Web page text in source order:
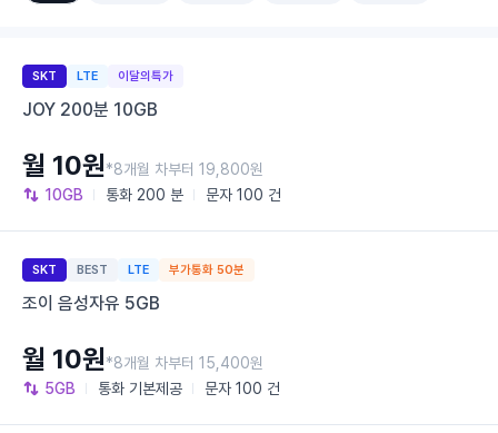
SKT LTE 이달의특가
JOY 200분 10GB
10GB 통화 200 분 문자 100 건
월 10원*8개월 차부터 19,800원
SKT BEST LTE 부가통화 50분
조이 음성자유 5GB
5GB 통화 기본제공 문자 100 건
월 10원*8개월 차부터 15,400원